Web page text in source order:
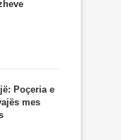
Poçeria e
mes